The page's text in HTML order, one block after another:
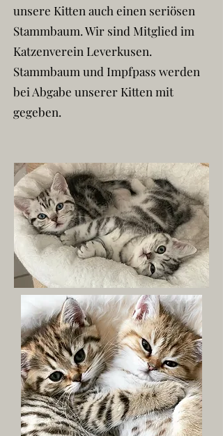
unsere Kitten auch einen seriösen
Stammbaum. Wir sind Mitglied im
Katzenverein Leverkusen.
Stammbaum und Impfpass werden
bei Abgabe unserer Kitten mit
gegeben.